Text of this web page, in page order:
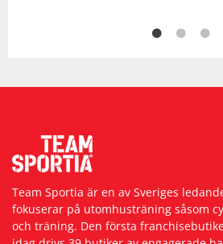
Team Sportia är en av Sveriges
fokuserar på utomhusträning såsom
och träning. Den första